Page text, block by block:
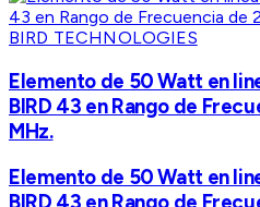
BIRD TECHNOLOGIES
Elemento de 50 Watt en
BIRD 43 en Rango de
MHz.
Elemento de 50 Watt en
BIRD 43 en Rango de